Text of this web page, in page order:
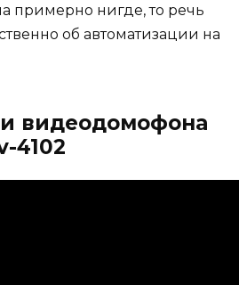
примерно нигде, то речь
об автоматизации на
видеодомофона
4102